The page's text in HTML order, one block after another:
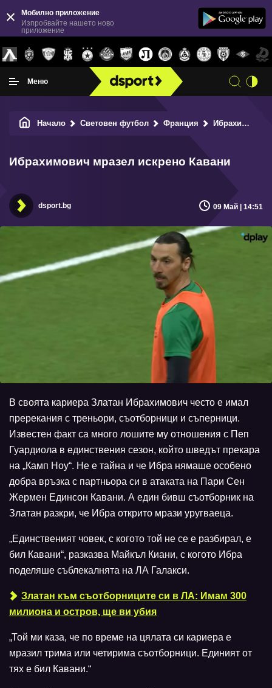
Мобилно приложение
Изпробвайте нашето ново
приложение
Меню
Начало Световен футбол Франция Ибрахимович мразел искрено Кавани
Ибрахимович мразел искрено Кавани
dsport.bg 09 Май | 14:51
В своята кариера Златан Ибрахимович често е имал
пререкания с треньори, съотборници и съперници.
Известен факт са много лошите му отношения с Пеп
Гуардиола в единствения сезон, който шведът прекара
на „Камп Ноу“. Не е тайна и че Ибра нямаше особено
добра връзка с партньора си в атаката на Пари Сен
Жермен Единсон Кавани. А един бивш съотборник на
Златан разкри, че Ибра открито мрази уругваеца.
„Единственият човек, с когото той не се е разбирал, е
бил Кавани“, разказва Майкъл Киани, с когото Ибра
поделяше съблекалнята на ЛА Галакси.
Златан към съотборниците си в ЛА: Имам 300
милиона и остров, ще ви убия
„Той ми каза, че по време на цялата си кариера е
мразил трима или четирима съотборници. Единият от
тях е бил Кавани.“